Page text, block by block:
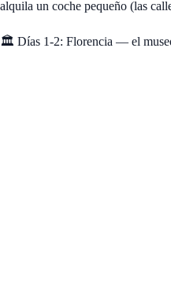
alquila un coche pequeño (las
🏛️ Días 1-2: Florencia — el